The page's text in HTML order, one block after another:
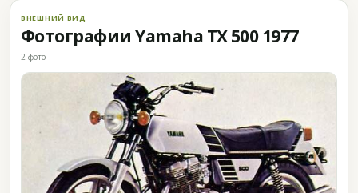
ВНЕШНИЙ ВИД
Фотографии Yamaha TX 500 1977
2 фото